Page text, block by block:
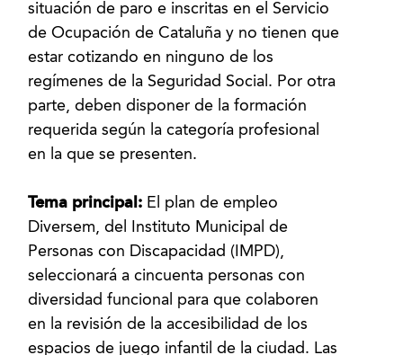
situación de paro e inscritas en el Servicio
de Ocupación de Cataluña y no tienen que
estar cotizando en ninguno de los
regímenes de la Seguridad Social. Por otra
parte, deben disponer de la formación
requerida según la categoría profesional
en la que se presenten.
Tema principal: El plan de empleo
Diversem, del Instituto Municipal de
Personas con Discapacidad (IMPD),
seleccionará a cincuenta personas con
diversidad funcional para que colaboren
en la revisión de la accesibilidad de los
espacios de juego infantil de la ciudad. Las